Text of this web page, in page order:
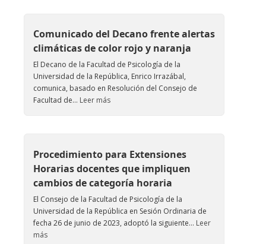
Comunicado del Decano frente alertas
climáticas de color rojo y naranja
El Decano de la Facultad de Psicología de la
Universidad de la República, Enrico Irrazábal,
comunica, basado en Resolución del Consejo de
Facultad de... Leer más
Procedimiento para Extensiones
Horarias docentes que impliquen
cambios de categoría horaria
El Consejo de la Facultad de Psicología de la
Universidad de la República en Sesión Ordinaria de
fecha 26 de junio de 2023, adoptó la siguiente... Leer
más